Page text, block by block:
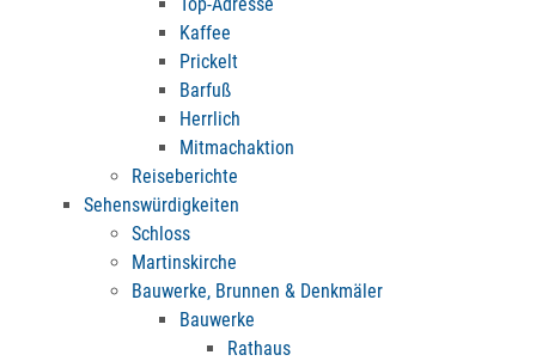
Kaffee
Prickelt
Barfuß
Herrlich
Mitmachaktion
Reiseberichte
Sehenswürdigkeiten
Schloss
Martinskirche
Bauwerke, Brunnen & Denkmäler
Bauwerke
Rathaus